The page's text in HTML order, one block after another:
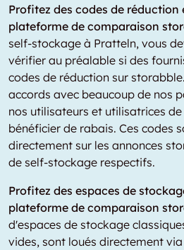
Profitez des codes de réduction
plateforme de comparaison
self-stockage à Pratteln, vous
vérifier au préalable si des
codes de réduction sur
accords avec beaucoup de nos
nos utilisateurs et utilisatrices
bénéficier de rabais. Ces codes
directement sur les annonces
de self-stockage respectifs.
Profitez des espaces de
plateforme de comparaison
d'espaces de stockage
vides, sont loués directement